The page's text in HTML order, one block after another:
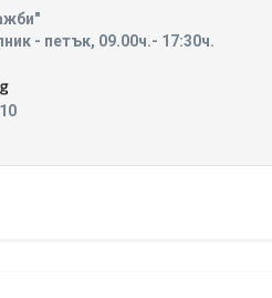
- петък, 09.00ч.- 17:30ч.